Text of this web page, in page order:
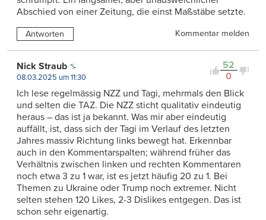
Abschied von einer Zeitung, die einst Maßstäbe setzte.
Antworten Kommentar melden
52
0
Nick Straub
08.03.2025 um 11:30
Ich lese regelmässig NZZ und Tagi, mehrmals den Blick
und selten die TAZ. Die NZZ sticht qualitativ eindeutig
heraus – das ist ja bekannt. Was mir aber eindeutig
auffällt, ist, dass sich der Tagi im Verlauf des letzten
Jahres massiv Richtung links bewegt hat. Erkennbar
auch in den Kommentarspalten; während früher das
Verhältnis zwischen linken und rechten Kommentaren
noch etwa 3 zu 1 war, ist es jetzt häufig 20 zu 1. Bei
Themen zu Ukraine oder Trump noch extremer. Nicht
selten stehen 120 Likes, 2-3 Dislikes entgegen. Das ist
schon sehr eigenartig.